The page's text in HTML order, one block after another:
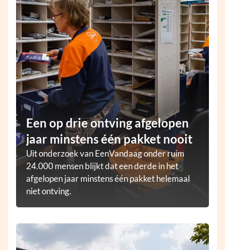
Een op drie ontving afgelopen
jaar minstens één pakket nooit
Uit onderzoek van EenVandaag onder ruim
24.000 mensen blijkt dat een derde in het
afgelopen jaar minstens één pakket helemaal
niet ontving.